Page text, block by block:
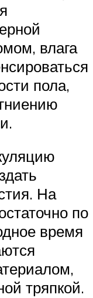
влага
пола,
На
по
время
тряпкой.